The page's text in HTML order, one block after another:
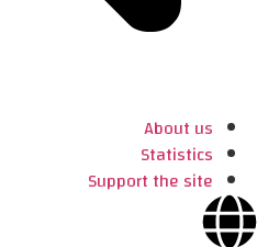
About us
Statistics
Support the site